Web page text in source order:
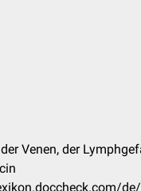
Venen, der
de/